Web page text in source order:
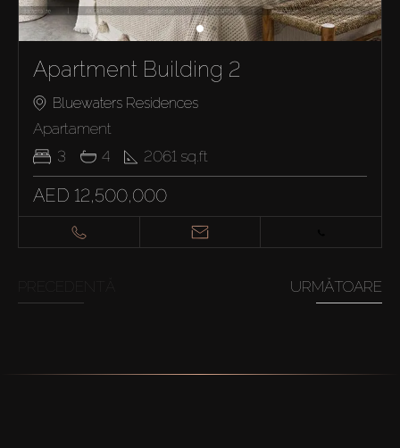
Apartment Building 2
Bluewaters Residences
Apartament
3
4 2061 sq.ft
AED 12,500,000
URMĂTOARE